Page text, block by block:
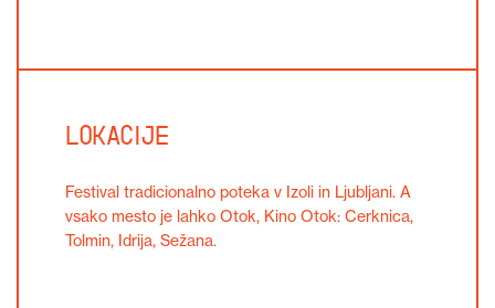
Lokacije
Festival tradicionalno poteka v Izoli in Ljubljani. A
vsako mesto je lahko Otok, Kino Otok: Cerknica,
Tolmin, Idrija, Sežana.